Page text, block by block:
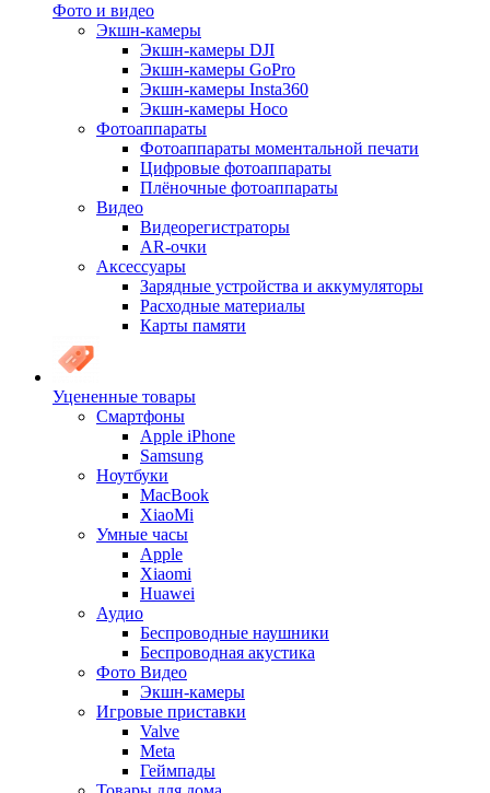
Фото и видео
Экшн-камеры
Экшн-камеры DJI
Экшн-камеры GoPro
Экшн-камеры Insta360
Экшн-камеры Hoco
Фотоаппараты
Фотоаппараты моментальной печати
Цифровые фотоаппараты
Плёночные фотоаппараты
Видео
Видеорегистраторы
AR-очки
Аксессуары
Зарядные устройства и аккумуляторы
Расходные материалы
Карты памяти
Уцененные товары
Cмартфоны
Apple iPhone
Samsung
Ноутбуки
MacBook
XiaoMi
Умные часы
Apple
Xiaomi
Huawei
Аудио
Беспроводные наушники
Беспроводная акустика
Фото Видео
Экшн-камеры
Игровые приставки
Valve
Meta
Геймпады